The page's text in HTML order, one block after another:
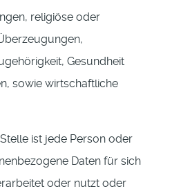
religiöse oder
Gesundheit
sowie wirtschaftliche
ist jede Person oder
Daten für sich
oder nutzt oder